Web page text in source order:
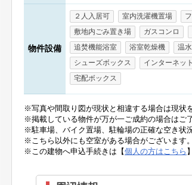
物件設備
２人入居可 室内洗濯機置場
敷地内ごみ置き場
ガスコンロ
追焚機能浴室
浴室乾燥機 温
シューズボックス
インターネッ
宅配ボックス
※写真や間取り図が現状と相違する場合は現状
※掲載している物件が万が一ご成約の場合はご
※駐車場、バイク置場、駐輪場の正確な空き状
※こちら以外にも空室がある場合がございます
※この建物へ申込手続きは【個人の方はこちら